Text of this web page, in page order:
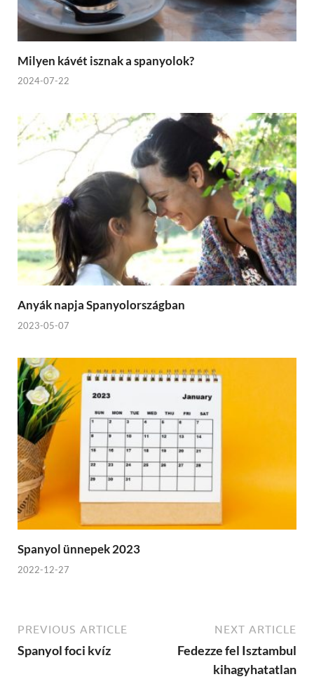
Milyen kávét isznak a spanyolok?
2024-07-22
Anyák napja Spanyolországban
2023-05-07
Spanyol ünnepek 2023
2022-12-27
PREVIOUS ARTICLE
Spanyol foci kvíz
NEXT ARTICLE
Fedezze fel Isztambul
kihagyhatatlan